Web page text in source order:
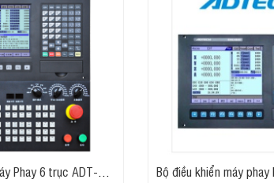
Bộ Điều Khiển Máy Phay 6 trục ADT-CNC9960